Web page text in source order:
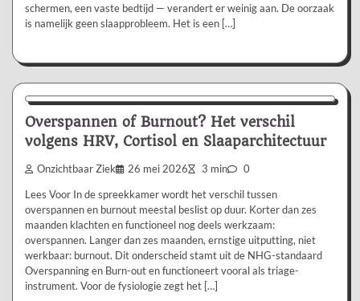
schermen, een vaste bedtijd — verandert er weinig aan. De oorzaak
is namelijk geen slaapprobleem. Het is een […]
Aanbevolen
Overspannen of Burnout? Het verschil
volgens HRV, Cortisol en Slaaparchitectuur
Onzichtbaar Ziek 26 mei 2026 3 min 0
Lees Voor In de spreekkamer wordt het verschil tussen
overspannen en burnout meestal beslist op duur. Korter dan zes
maanden klachten en functioneel nog deels werkzaam:
overspannen. Langer dan zes maanden, ernstige uitputting, niet
werkbaar: burnout. Dit onderscheid stamt uit de NHG-standaard
Overspanning en Burn-out en functioneert vooral als triage-
instrument. Voor de fysiologie zegt het […]